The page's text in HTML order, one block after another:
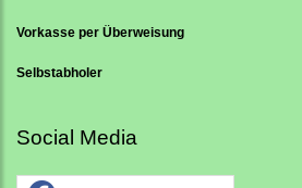
Vorkasse per Überweisung
Selbstabholer
Social Media